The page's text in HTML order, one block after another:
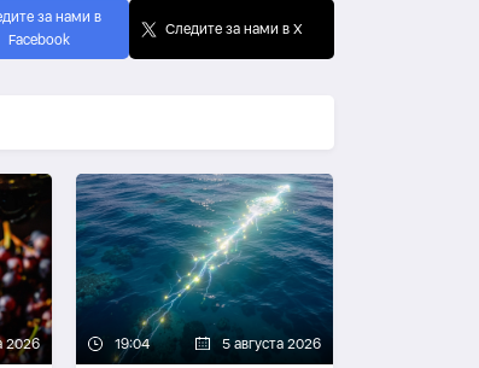
за нами в
Facebook
Следите за нами в X
2026 19:04 5 августа 2026